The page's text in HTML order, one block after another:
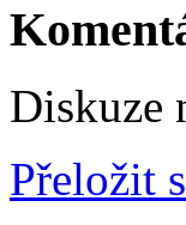
Diskuze
Přeložit